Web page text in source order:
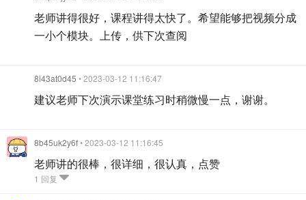
老师讲得很好，课程讲得太快了。希望能够把视频分成
一小个模块。上传，供下次查阅
8i43at0d45 • 2023-03-12 11:16:47
建议老师下次演示课堂练习时稍微慢一点，谢谢。
8b45uk2y6f• 2023-03-12 11:16:45
老师讲的很棒，很详细，很认真，点赞
1 回复